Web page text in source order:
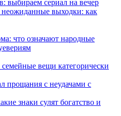
выбираем сериал на вечер
выходки: как
что означают народные
семейные вещи категорически
прощания с неудачами с
знаки сулят богатство и